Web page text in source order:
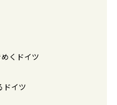
くドイツ
ドイツ